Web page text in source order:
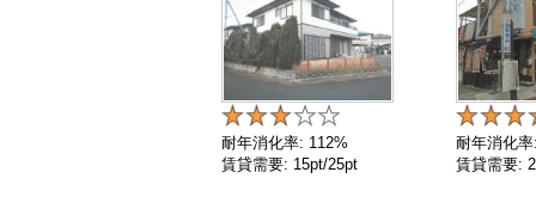
耐年消化率: 112%
賃貸需要: 15pt/25pt
耐年消化
賃貸需要: